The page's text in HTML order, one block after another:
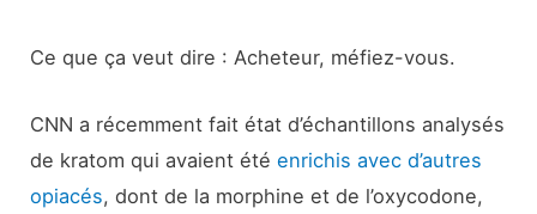
Ce que ça veut dire : Acheteur, méfiez-vous.
CNN a récemment fait état d’échantillons analysés
de kratom qui avaient étéenrichis avec d’autres
opiacés, dont de la morphine et de l’oxycodone,